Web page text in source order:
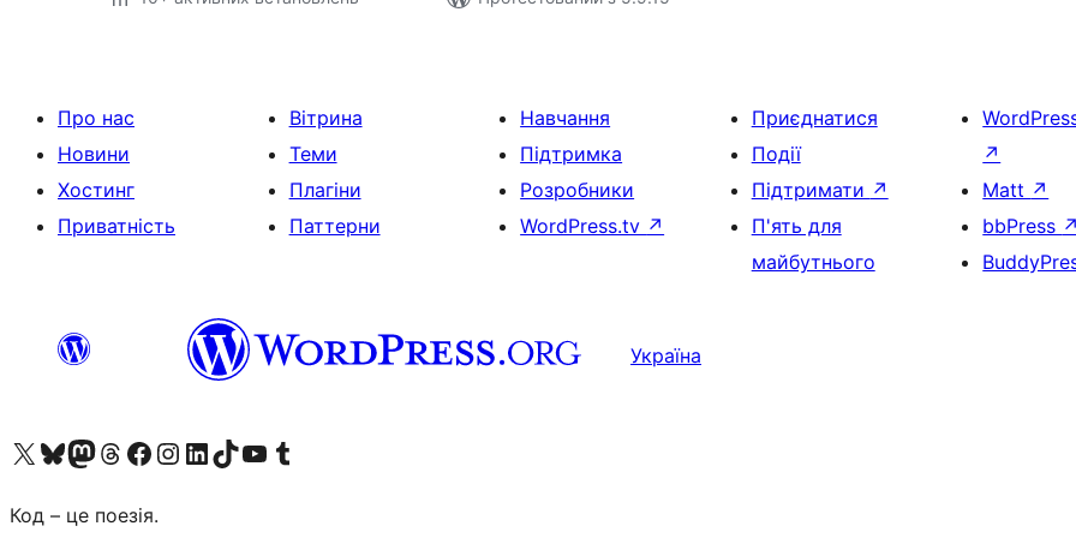
Про нас
Новини
Хостинг
Приватність
Вітрина
Теми
Плагіни
Паттерни
Навчання
Підтримка
Розробники
WordPress.tv ↗
Приєднатися
Події
Підтримати ↗
П'ять для
майбутнього
↗
Matt ↗
bbPress ↗
Україна
Visit our X (formerly Twitter) account
Visit our Bluesky account
Завітайте до нашої стрічки в Mastodon
Visit our Threads account
Завітайте на нашу сторінку в Facebook
Visit our Instagram account
Visit our LinkedIn account
Visit our TikTok account
Visit our YouTube channel
Visit our Tumblr account
Код – це поезія.